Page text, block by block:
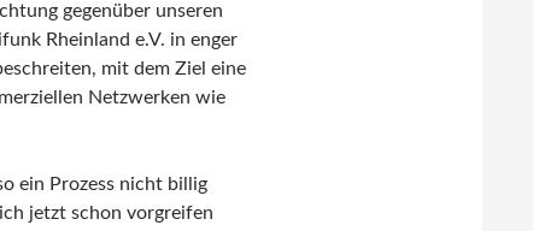
gegenüber unseren
Rheinland e.V. in enger
mit dem Ziel eine
Netzwerken wie
ein Prozess nicht billig
jetzt schon vorgreifen